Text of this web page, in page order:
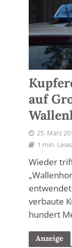
auf
25. März
1 min.
Wieder
verbaute
hundert
Anzeige